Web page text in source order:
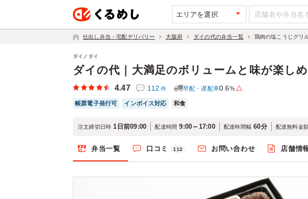
エリアを選択
仕出し弁当・宅配デリバリー 大阪府 ダイの代の弁当一覧 鶏肉の塩こうじグリ
ダイの代｜大満足のボリュームと味が楽し
ダイノダイ
4.47 112 件 早配・遅配率0.6%
帳票電子発行可 インボイス対応 和食
注文締切日時 1日前09:00 配達時間 9:00～17:00 配達時間幅 60分 配達無料金
弁当一覧 口コミ 112 お問い合わせ 店舗情